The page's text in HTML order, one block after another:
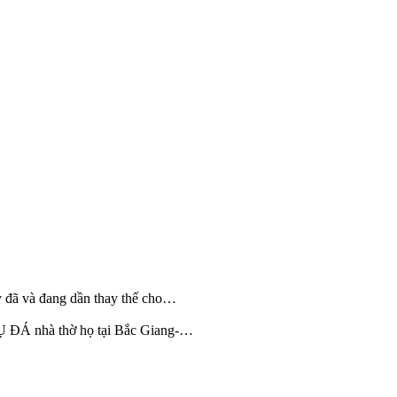
đang dần thay thế cho…
nhà thờ họ tại Bắc Giang-…